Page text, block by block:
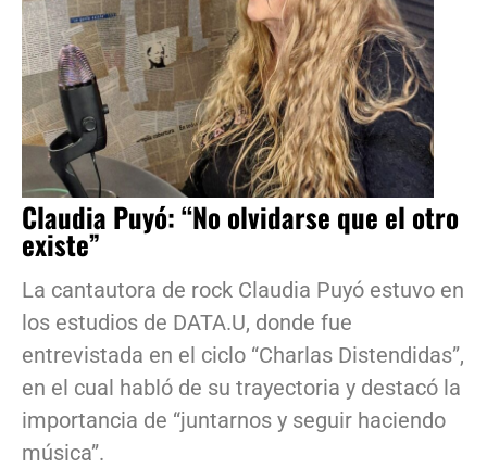
Claudia Puyó: “No olvidarse que el otro
existe”
La cantautora de rock Claudia Puyó estuvo en
los estudios de DATA.U, donde fue
entrevistada en el ciclo “Charlas Distendidas”,
en el cual habló de su trayectoria y destacó la
importancia de “juntarnos y seguir haciendo
música”.